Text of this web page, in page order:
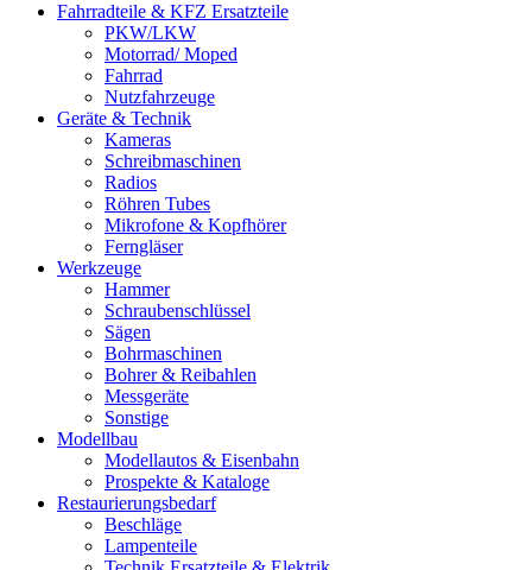
Fahrradteile & KFZ Ersatzteile
PKW/LKW
Motorrad/ Moped
Fahrrad
Nutzfahrzeuge
Geräte & Technik
Kameras
Schreibmaschinen
Radios
Röhren Tubes
Mikrofone & Kopfhörer
Ferngläser
Werkzeuge
Hammer
Schraubenschlüssel
Sägen
Bohrmaschinen
Bohrer & Reibahlen
Messgeräte
Sonstige
Modellbau
Modellautos & Eisenbahn
Prospekte & Kataloge
Restaurierungsbedarf
Beschläge
Lampenteile